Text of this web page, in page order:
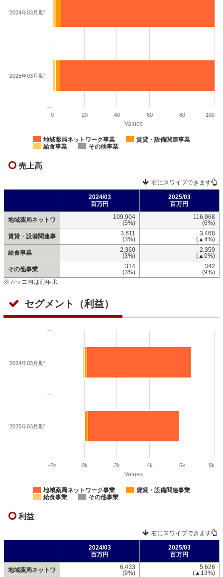
Values
地域薬局ネットワーク事業
賃貸・設備関連事業
給食事業
その他事業
'2024年03月期'
'2025年03月期'
0 20 40 60 80 100
売上高
右にスワイプできます
2024/03
百万円
2025/03
百万円
地域薬局ネットワ
109,904
(5%)
116,968
(6%)
賃貸・設備関連事
3,611
(3%)
3,468
(▲4%)
給食事業
2,360
(3%)
2,359
(▲0%)
その他事業
314
(3%)
342
(9%)
※カッコ内は前年比
セグメント（利益）
Values
地域薬局ネットワーク事業
賃貸・設備関連事業
給食事業
その他事業
'2024年03月期'
'2025年03月期'
0k 2k 4k 6k
-2k 8k
利益
右にスワイプできます
2024/03
百万円
2025/03
百万円
地域薬局ネットワ
6,433
(9%)
5,626
(▲13%)